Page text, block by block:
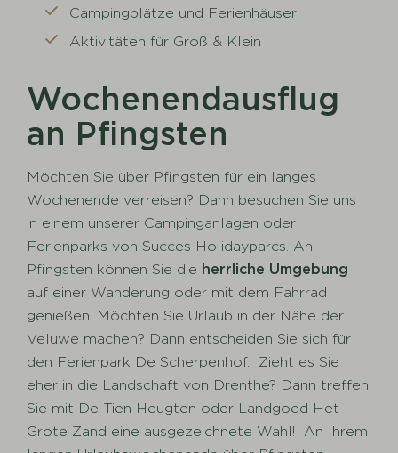
Campingplätze und Ferienhäuser
Aktivitäten für Groß & Klein
Wochenendausflug
an Pfingsten
Möchten Sie über Pfingsten für ein langes
Wochenende verreisen? Dann besuchen Sie uns
in einem unserer Campinganlagen oder
Ferienparks von Succes Holidayparcs. An
Pfingsten können Sie die herrliche Umgebung
auf einer Wanderung oder mit dem Fahrrad
genießen. Möchten Sie Urlaub in der Nähe der
Veluwe machen? Dann entscheiden Sie sich für
den Ferienpark De Scherpenhof. Zieht es Sie
eher in die Landschaft von Drenthe? Dann treffen
Sie mit De Tien Heugten oder Landgoed Het
Grote Zand eine ausgezeichnete Wahl! An Ihrem